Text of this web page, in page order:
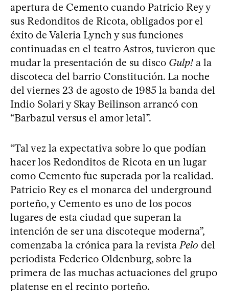
apertura de Cemento cuando Patricio Rey y
sus Redonditos de Ricota, obligados por el
éxito de Valeria Lynch y sus funciones
continuadas en el teatro Astros, tuvieron que
mudar la presentación de su disco Gulp! a la
discoteca del barrio Constitución. La noche
del viernes 23 de agosto de 1985 la banda del
Indio Solari y Skay Beilinson arrancó con
“Barbazul versus el amor letal”.
“Tal vez la expectativa sobre lo que podían
hacer los Redonditos de Ricota en un lugar
como Cemento fue superada por la realidad.
Patricio Rey es el monarca del underground
porteño, y Cemento es uno de los pocos
lugares de esta ciudad que superan la
intención de ser una discoteque moderna”,
comenzaba la crónica para la revista Pelo del
periodista Federico Oldenburg, sobre la
primera de las muchas actuaciones del grupo
platense en el recinto porteño.